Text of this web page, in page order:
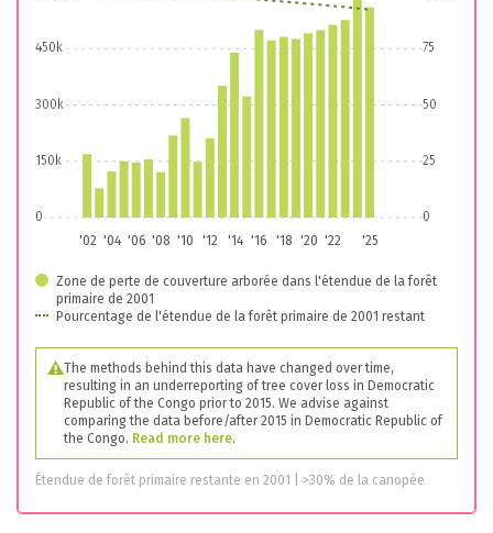
'02 '04 '06 '08 '10 '12 '14 '16 '18 '20 '22 '25
0
150k
300k
450k
0
25
50
75
Zone de perte de couverture arborée dans l'étendue de la forêt
primaire de 2001
Pourcentage de l'étendue de la forêt primaire de 2001 restant
The methods behind this data have changed over time,
resulting in an underreporting of tree cover loss in Democratic
Republic of the Congo prior to 2015. We advise against
comparing the data before/after 2015 in Democratic Republic of
the Congo. Read more here.
Étendue de forêt primaire restante en 2001 | >30% de la canopée